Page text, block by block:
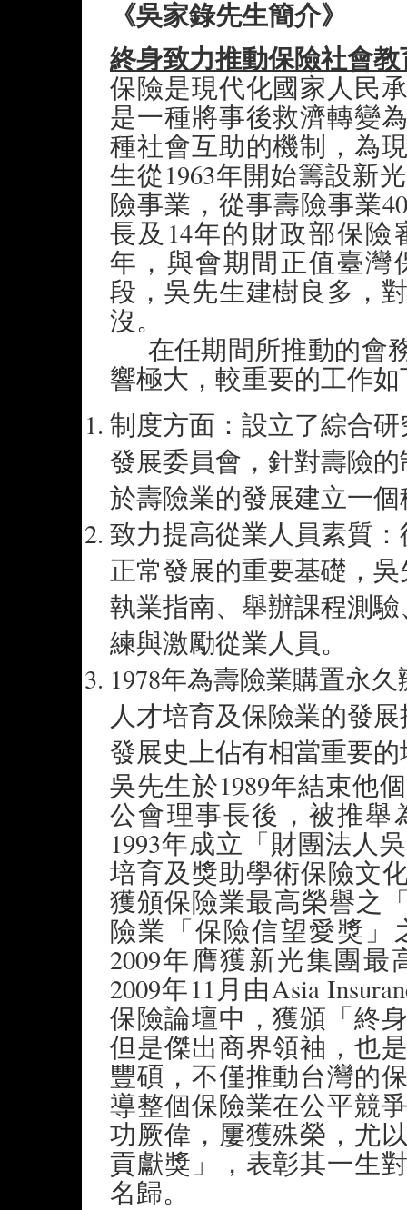
《吳家錄先生簡介》
終身致力推動保險社會
保險是現代化國家人民
是一種將事後救濟轉變
種社會互助的機制，為
生從1963年開始籌設新
險事業，從事壽險事業
長及14年的財政部保險
年，與會期間正值臺灣
段，吳先生建樹良多，
沒。
在任期間所推動的會
響極大，較重要的工作
制度方面：設立了綜合
發展委員會，針對壽險
於壽險業的發展建立一
致力提高從業人員素質
正常發展的重要基礎，
執業指南、舉辦課程測
練與激勵從業人員。
1978年為壽險業購置永
人才培育及保險業的發
發展史上佔有相當重要
吳先生於1989年結束他
公會理事長後，被推舉
1993年成立「財團法人
培育及獎助學術保險文
獲頒保險業最高榮譽之
險業「保險信望愛獎」
2009年膺獲新光集團
2009年11月由Asia
保險論壇中，獲頒「終
但是傑出商界領袖，也
豐碩，不僅推動台灣的
導整個保險業在公平競
功厥偉，屢獲殊榮，尤
貢獻獎」，表彰其一生
名歸。